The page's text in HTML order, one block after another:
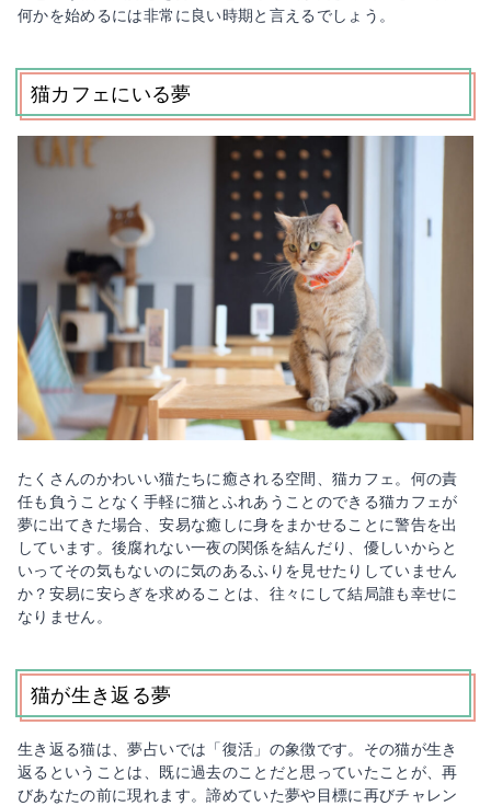
何かを始めるには非常に良い時期と言えるでしょう。
猫カフェにいる夢
たくさんのかわいい猫たちに癒される空間、猫カフェ。何の責
任も負うことなく手軽に猫とふれあうことのできる猫カフェが
夢に出てきた場合、安易な癒しに身をまかせることに警告を出
しています。後腐れない一夜の関係を結んだり、優しいからと
いってその気もないのに気のあるふりを見せたりしていません
か？安易に安らぎを求めることは、往々にして結局誰も幸せに
なりません。
猫が生き返る夢
生き返る猫は、夢占いでは「復活」の象徴です。その猫が生き
返るということは、既に過去のことだと思っていたことが、再
びあなたの前に現れます。諦めていた夢や目標に再びチャレン